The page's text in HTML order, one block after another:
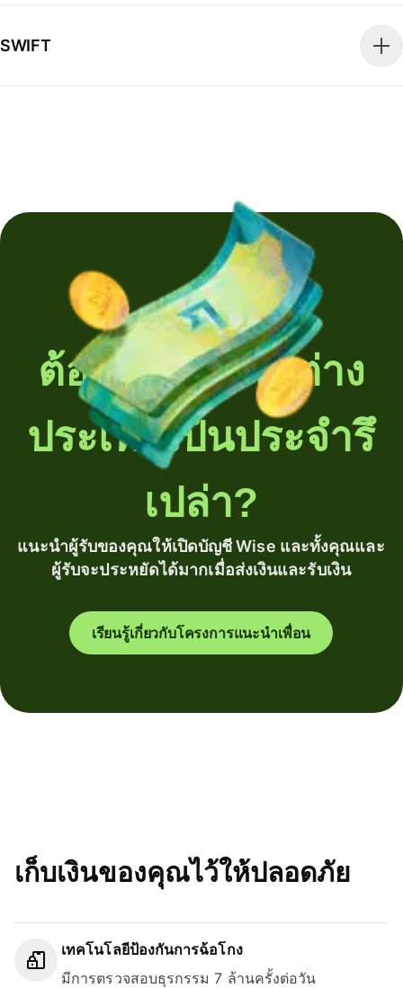
SWIFT
ต้องโอนเงินไปต่าง
ประเทศเป็นประจำรึ
เปล่า?
แนะนำผู้รับของคุณให้เปิดบัญชี Wise และทั้งคุณและ
ผู้รับจะประหยัดได้มากเมื่อส่งเงินและรับเงิน
เรียนรู้เกี่ยวกับโครงการแนะนำเพื่อน
เก็บเงินของคุณไว้ให้ปลอดภัย
เทคโนโลยีป้องกันการฉ้อโกง
มีการตรวจสอบธุรกรรม 7 ล้านครั้งต่อวัน